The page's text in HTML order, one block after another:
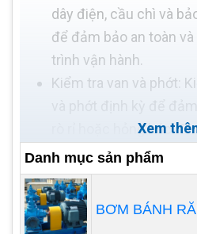
dây điện, cầu chì và
để đảm bảo an toàn
trình vận hành.
Kiểm tra van và phớt:
rò rỉ hoặc hỏng hóc.
phớt hỏng để đảm bảo
của bơm.
Kiểm tra áp suất và lưu
kiểm tra định kỳ áp
Xem
Danh mục sản phẩm
BƠM BÁNH